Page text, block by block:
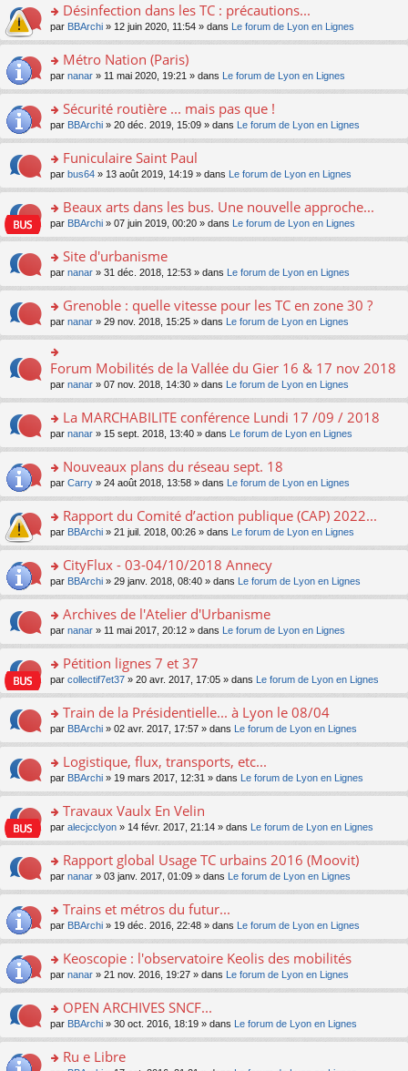
e
nt
u
s
ré
e
nt
lu
le
pl
u
s
e
nt
g
e
n
o
lu
pl
u
s
c
e
nt
e
s
a
g
e
n
n
lu
le
pl
u
c
e
nt
ult
er
le
m
e
a
g
e
n
n
le
pl
u
ré
c
e
nt
o
n
ult
er
le
m
e
a
g
e
n
n
le
pl
u
ré
c
e
nt
Désinfection dans les TC : précautions...
par BBArchi » 12 juin 2020, 11:54 » dans Le forum de Lyon en Lignes
o
n
ult
er
le
m
e
a
g
e
n
n
le
pl
u
s
ré
c
e
nt
Métro Nation (Paris)
par nanar » 11 mai 2020, 19:21 » dans Le forum de Lyon en Lignes
o
n
ult
er
le
m
e
a
g
e
n
n
le
pl
u
s
c
e
nt
Sécurité routière ... mais pas que !
par BBArchi » 20 déc. 2019, 15:09 » dans Le forum de Lyon en Lignes
o
n
ult
er
le
m
e
a
g
e
n
o
lu
pl
u
s
c
e
nt
Funiculaire Saint Paul
par bus64 » 13 août 2019, 14:19 » dans Le forum de Lyon en Lignes
o
n
ult
er
le
m
e
s
g
e
n
o
lu
pl
u
s
c
e
nt
Beaux arts dans les bus. Une nouvelle approche...
par BBArchi » 07 juin 2019, 00:20 » dans Le forum de Lyon en Lignes
o
n
ult
er
le
m
e
s
g
e
n
o
lu
pl
u
s
c
e
nt
Site d'urbanisme
par nanar » 31 déc. 2018, 12:53 » dans Le forum de Lyon en Lignes
o
n
s
ult
er
le
m
e
s
g
e
n
o
lu
pl
u
s
c
e
nt
Grenoble : quelle vitesse pour les TC en zone 30 ?
par nanar » 29 nov. 2018, 15:25 » dans Le forum de Lyon en Lignes
o
n
er
le
m
e
s
a
g
e
n
n
lu
le
pl
u
c
e
nt
Forum Mobilités de la Vallée du Gier 16 & 17 nov 2018
par nanar » 07 nov. 2018, 14:30 » dans Le forum de Lyon en Lignes
o
n
ult
er
le
m
e
a
g
e
n
n
le
pl
u
ré
c
e
nt
La MARCHABILITE conférence Lundi 17 /09 / 2018
par nanar » 15 sept. 2018, 13:40 » dans Le forum de Lyon en Lignes
o
n
ult
er
le
m
e
a
g
e
n
n
le
pl
u
ré
c
e
nt
Nouveaux plans du réseau sept. 18
par Carry » 24 août 2018, 13:58 » dans Le forum de Lyon en Lignes
o
n
ult
er
le
m
e
a
g
e
n
n
le
pl
u
ré
c
e
nt
Rapport du Comité d’action publique (CAP) 2022...
par BBArchi » 21 juil. 2018, 00:26 » dans Le forum de Lyon en Lignes
o
n
ult
er
le
m
e
a
g
e
n
n
le
pl
u
ré
c
e
nt
CityFlux - 03-04/10/2018 Annecy
par BBArchi » 29 janv. 2018, 08:40 » dans Le forum de Lyon en Lignes
o
n
ult
er
le
m
e
a
g
e
n
n
le
pl
u
ré
c
e
nt
Archives de l'Atelier d'Urbanisme
par nanar » 11 mai 2017, 20:12 » dans Le forum de Lyon en Lignes
o
n
ult
er
le
m
e
a
g
e
n
n
le
pl
u
ré
c
e
nt
Pétition lignes 7 et 37
par collectif7et37 » 20 avr. 2017, 17:05 » dans Le forum de Lyon en Lignes
o
n
ult
er
le
m
e
a
g
e
n
n
le
pl
u
ré
c
e
nt
Train de la Présidentielle... à Lyon le 08/04
par BBArchi » 02 avr. 2017, 17:57 » dans Le forum de Lyon en Lignes
o
n
ult
er
le
m
e
a
g
e
n
n
le
pl
u
ré
Logistique, flux, transports, etc...
par BBArchi » 19 mars 2017, 12:31 » dans Le forum de Lyon en Lignes
o
n
ult
er
le
m
e
a
g
e
n
n
le
Travaux Vaulx En Velin
par alecjcclyon » 14 févr. 2017, 21:14 » dans Le forum de Lyon en Lignes
o
n
ult
er
le
m
e
a
g
e
n
Rapport global Usage TC urbains 2016 (Moovit)
par nanar » 03 janv. 2017, 01:09 » dans Le forum de Lyon en Lignes
o
n
ult
er
le
m
e
a
Trains et métros du futur...
par BBArchi » 19 déc. 2016, 22:48 » dans Le forum de Lyon en Lignes
o
n
ult
er
le
m
Keoscopie : l'observatoire Keolis des mobilités
par nanar » 21 nov. 2016, 19:27 » dans Le forum de Lyon en Lignes
o
n
ult
OPEN ARCHIVES SNCF...
par BBArchi » 30 oct. 2016, 18:19 » dans Le forum de Lyon en Lignes
Ru e Libre